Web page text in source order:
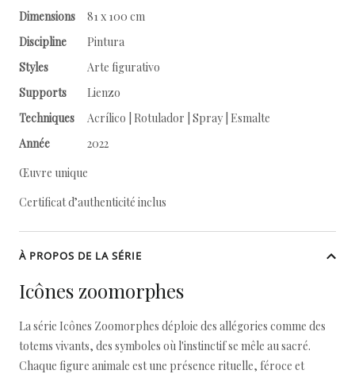
Dimensions
81 x 100 cm
Discipline
Pintura
Styles
Arte figurativo
Supports
Lienzo
Techniques
Acrílico | Rotulador | Spray | Esmalte
Année
2022
Œuvre unique
Certificat d’authenticité inclus
À PROPOS DE LA SÉRIE
Icônes zoomorphes
La série Icônes Zoomorphes déploie des allégories comme des
totems vivants, des symboles où l'instinctif se mêle au sacré.
Chaque figure animale est une présence rituelle, féroce et